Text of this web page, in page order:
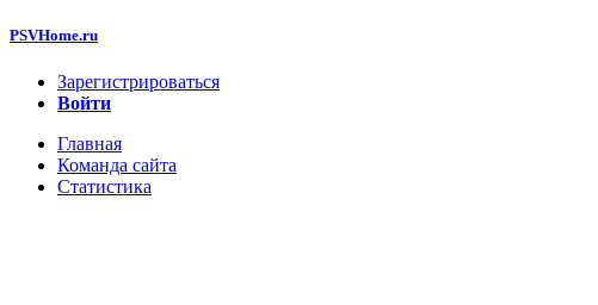
PSVHome.ru
Зарегистрироваться
Войти
Главная
Команда сайта
Статистика